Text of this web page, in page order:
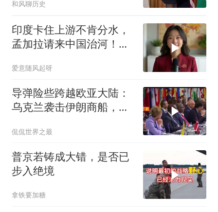
和风聊历史
印度卡住上游不肯分水，
孟加拉请来中国治河！一
爱意随风起呀
导弹险些跨越欧亚大陆：
乌克兰袭击伊朗商船，差
雷”
侃侃世界之最
普京若铸成大错，是否已
步入绝境
拿铁要加糖